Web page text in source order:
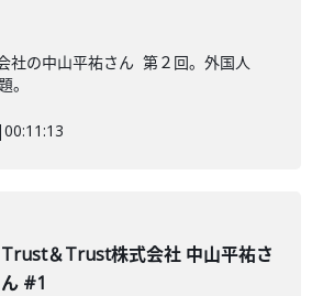
社の中山平祐さん 第２回。外国人
。
|00:11:13
Trust＆Trust株式会社 中山平祐さ
ん #1